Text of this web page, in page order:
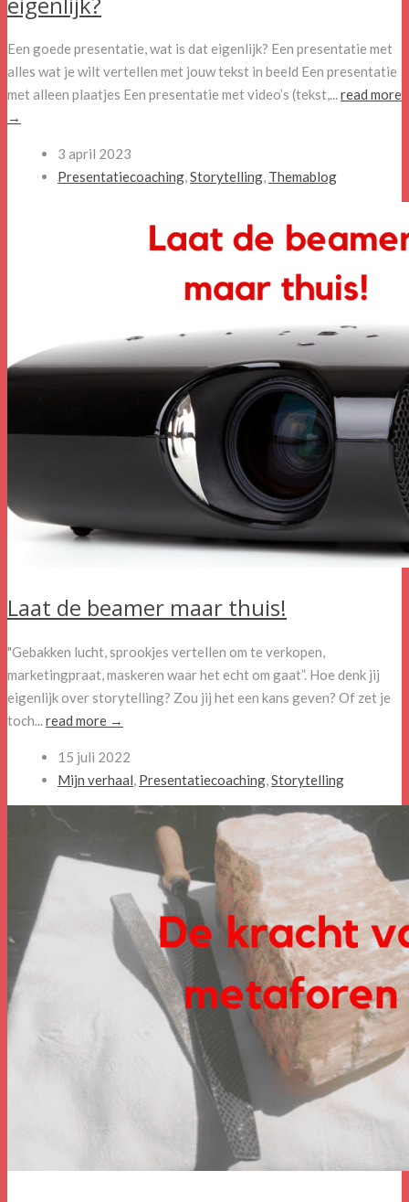
Een goede presentatie, wat is dat eigenlijk? Een presentatie met
alles wat je wilt vertellen met jouw tekst in beeld Een presentatie
met alleen plaatjes Een presentatie met video’s (tekst,...read more
→
3 april 2023
Presentatiecoaching,Storytelling, Themablog
Laat de beamer maar thuis!
"Gebakken lucht, sprookjes vertellen om te verkopen,
marketingpraat, maskeren waar het echt om gaat”. Hoe denk jij
eigenlijk over storytelling? Zou jij het een kans geven? Of zet je
toch...read more →
15 juli 2022
Mijn verhaal, Presentatiecoaching,Storytelling